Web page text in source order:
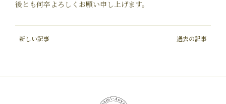
後とも何卒よろしくお願い申し上げます。
新しい記事 過去の記事